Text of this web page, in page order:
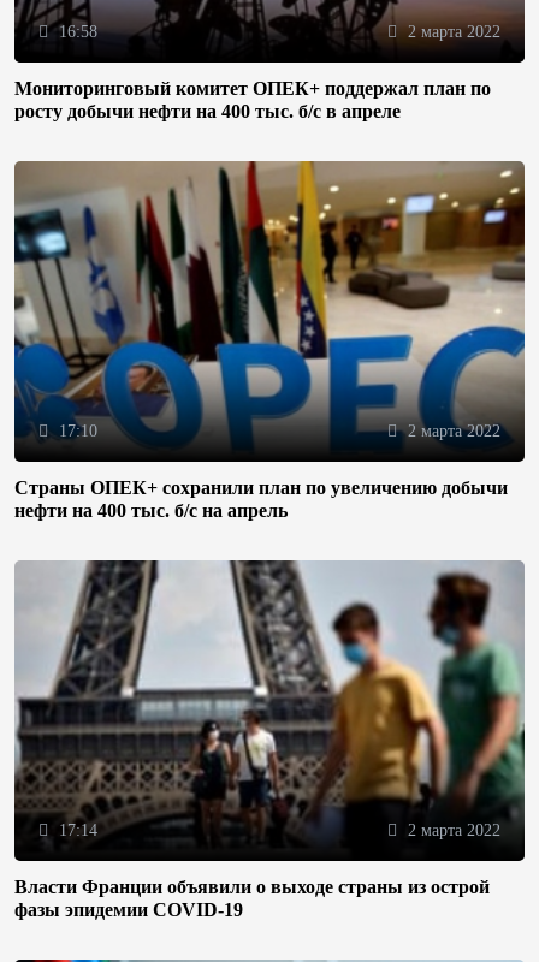
16:58 2 марта 2022
Мониторинговый комитет ОПЕК+ поддержал план по
росту добычи нефти на 400 тыс. б/с в апреле
17:10 2 марта 2022
Страны ОПЕК+ сохранили план по увеличению добычи
нефти на 400 тыс. б/с на апрель
17:14 2 марта 2022
Власти Франции объявили о выходе страны из острой
фазы эпидемии COVID-19